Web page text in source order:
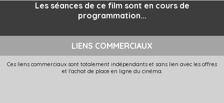
Les séances de ce film sont en cours de
programmation...
LIENS COMMERCIAUX
Ces liens commerciaux sont totalement indépendants et sans lien avec les offres
et l'achat de place en ligne du cinéma.